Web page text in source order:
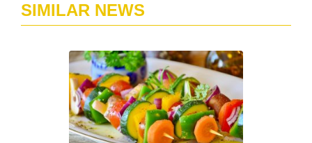
SIMILAR NEWS